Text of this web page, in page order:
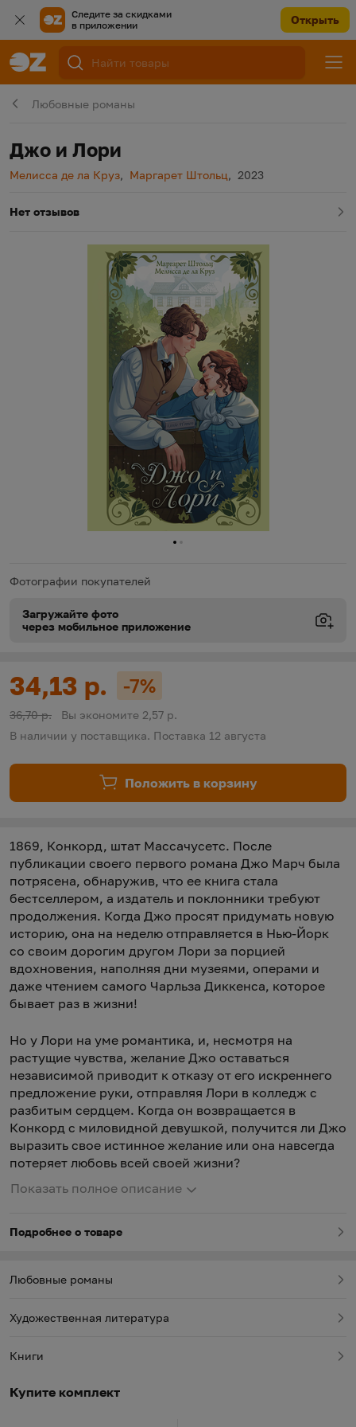
Следите за скидками
в приложении
Открыть
Любовные романы
Джо и Лори
Автор
Мелисса де ла Круз, Автор
Маргарет Штольц, Год издания
2023
Нет отзывов
01
Фотографии покупателей
Загружайте фото
через мобильное приложение
https://oz.by/help/assistant.phtml?l=i.order.supply
Цена:
34,13 р. Скидка:
-7%
Старая цена:
36,70 р.
Вы экономите 2,57 р.
В наличии у поставщика. Поставка 12 августа
Положить в корзину
1869, Конкорд, штат Массачусетс. После
публикации своего первого романа Джо Марч была
потрясена, обнаружив, что ее книга стала
бестселлером, а издатель и поклонники требуют
продолжения. Когда Джо просят придумать новую
историю, она на неделю отправляется в Нью-Йорк
со своим дорогим другом Лори за порцией
вдохновения, наполняя дни музеями, операми и
даже чтением самого Чарльза Диккенса, которое
бывает раз в жизни!
Но у Лори на уме романтика, и, несмотря на
растущие чувства, желание Джо оставаться
независимой приводит к отказу от его искреннего
предложение руки, отправляя Лори в колледж с
разбитым сердцем. Когда он возвращается в
Конкорд с миловидной девушкой, получится ли Джо
выразить свое истинное желание или она навсегда
потеряет любовь всей своей жизни?
Показать полное описание
Подробнее о товаре
Любовные романы
Художественная литература
Книги
Купите комплект